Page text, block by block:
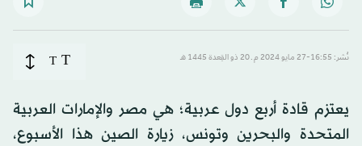
نُشر: 16:55-27 مايو 2024 م ـ 20 ذو القِعدة 1445 هـ T
T
يعتزم قادة أربع دول عربية؛ هي مصر والإمارات العربية
المتحدة والبحرين وتونس، زيارة الصين هذا الأسبوع،